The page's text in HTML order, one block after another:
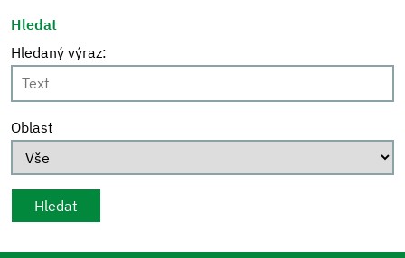
Hledat
Hledaný výraz:
Oblast